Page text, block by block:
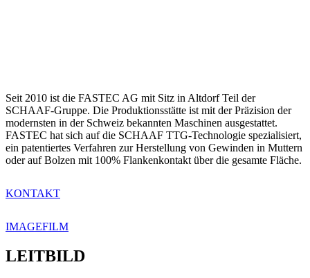
Seit 2010 ist die FASTEC AG mit Sitz in Altdorf Teil der
SCHAAF-Gruppe. Die Produktionsstätte ist mit der Präzision der
modernsten in der Schweiz bekannten Maschinen ausgestattet.
FASTEC hat sich auf die SCHAAF TTG-Technologie spezialisiert,
ein patentiertes Verfahren zur Herstellung von Gewinden in Muttern
oder auf Bolzen mit 100% Flankenkontakt über die gesamte Fläche.
KONTAKT
IMAGEFILM
LEITBILD